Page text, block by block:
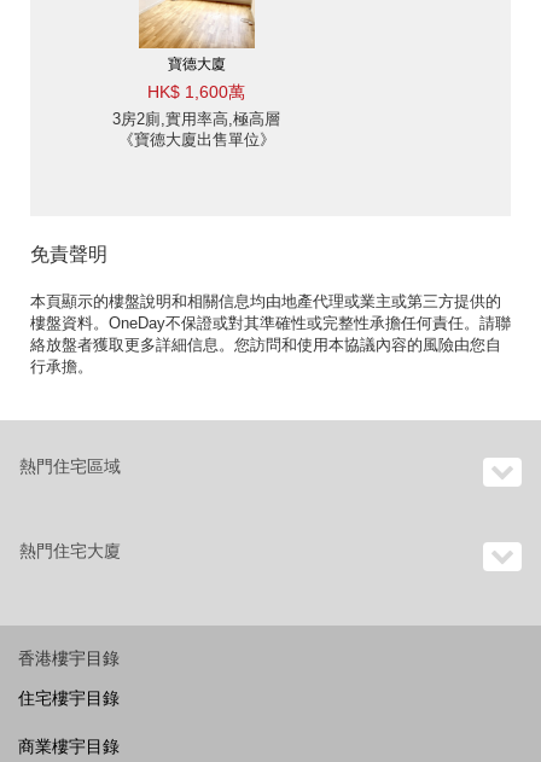
寶德大廈
HK$ 1,600萬
3房2廁,實用率高,極高層
《寶德大廈出售單位》
免責聲明
本頁顯示的樓盤說明和相關信息均由地產代理或業主或第三方提供的
樓盤資料。OneDay不保證或對其準確性或完整性承擔任何責任。請聯
絡放盤者獲取更多詳細信息。您訪問和使用本協議內容的風險由您自
行承擔。
熱門住宅區域
熱門住宅大廈
香港樓宇目錄
住宅樓宇目錄
商業樓宇目錄